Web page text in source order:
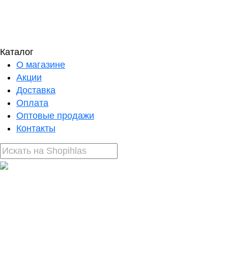
Каталог
О магазине
Акции
Доставка
Оплата
Оптовые продажи
Контакты